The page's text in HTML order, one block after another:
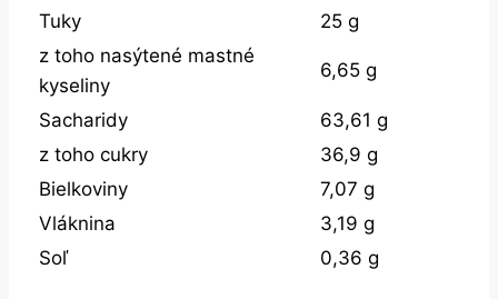
Tuky
25 g
z toho nasýtené mastné
kyseliny
6,65 g
Sacharidy
63,61 g
z toho cukry
36,9 g
Bielkoviny
7,07 g
Vláknina
3,19 g
Soľ
0,36 g